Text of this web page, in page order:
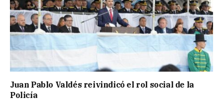
Juan Pablo Valdés reivindicó el rol social de la
Policía